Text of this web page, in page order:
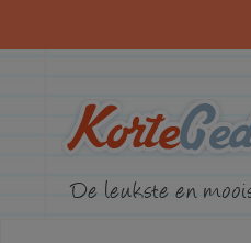
De leukste en